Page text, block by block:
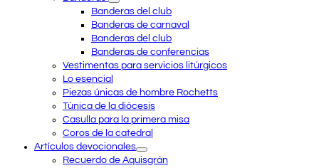
Banderas del club
Banderas de carnaval
Banderas del club
Banderas de conferencias
Vestimentas para servicios litúrgicos
Lo esencial
Piezas únicas de hombre Rochetts
Túnica de la diócesis
Casulla para la primera misa
Coros de la catedral
Artículos devocionales
Recuerdo de Aquisgrán